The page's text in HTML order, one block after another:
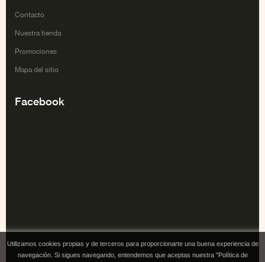
Contacto
Nuestra tienda
Promociones
Mapa del sitio
Facebook
Utilizamos cookies propias y de terceros para proporcionarte una buena experiencia de
navegación. Si sigues navegando, entendemos que aceptas nuestra "Política de